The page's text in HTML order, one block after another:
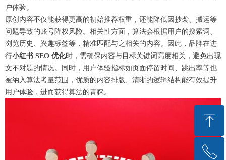
户体验。
原创内容不仅能获得更高的初始推荐权重，还能降低因抄袭、搬运等
问题导致的账号降权风险。​相关性方面，算法会根据用户的搜索词、
浏览历史、兴趣标签等，精准匹配与之相关的内容。因此，品牌在进
行小红书 SEO 优化时，需确保内容与目标关键词高度相关，避免出现
文不对题的情况。同时，用户体验指标如页面停留时间、跳出率等也
被纳入算法考量范围，优质的内容排版、清晰的逻辑结构能有效提升
用户体验，进而获得算法的青睐。
ꁸ
回到顶部
ꂅ